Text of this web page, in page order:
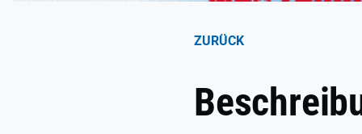
ZURÜCK